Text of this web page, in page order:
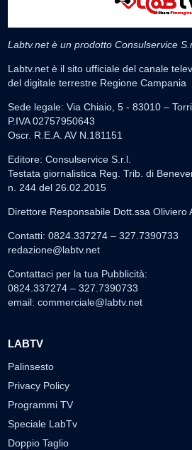
Labtv.net è un prodotto Consulservice
Labtv.net è il sito ufficiale del canale
del digitale terrestre Regione Campania
Sede legale: Via Chiaio, 5 - 83010 –
P.IVA 02757950643
Oscr. R.E.A. AV N.181151
Editore: Consulservice S.r.l.
Testata giornalistica Reg. Trib. di
n. 244 del 26.02.2015
Direttore Responsabile Dott.ssa Oliviero
Contatti: 0824.337274 – 327.7390733
redazione@labtv.net
Contattaci per la tua Pubblicità:
0824.337274 – 327.7390733
email: commerciale@labtv.net
LABTV
Palinsesto
Privacy Policy
Programmi TV
Speciale LabTv
Doppio Taglio